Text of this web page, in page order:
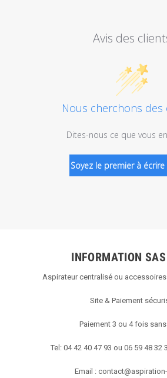
Avis des
Nous cherchons des
Dites-nous ce que vous
Soyez le premier à écrire
INFORMATION
Aspirateur centralisé ou
Site & Paiement
Paiement 3 ou 4 fois
Tel: 04 42 40 47 93 ou 06 59 48 32
Email :